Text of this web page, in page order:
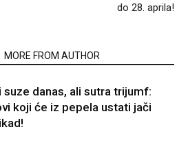
do 28. aprila!
MORE FROM AUTHOR
suze danas, ali sutra trijumf:
koji će iz pepela ustati jači